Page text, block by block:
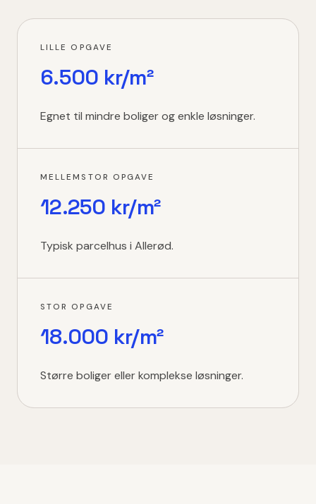
LILLE OPGAVE
6.500 kr/m²
Egnet til mindre boliger og enkle løsninger.
MELLEMSTOR OPGAVE
12.250 kr/m²
Typisk parcelhus i Allerød.
STOR OPGAVE
18.000 kr/m²
Større boliger eller komplekse løsninger.